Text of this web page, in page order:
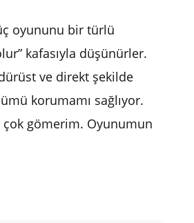
oyununu bir türlü
kafasıyla düşünürler.
ve direkt şekilde
korumamı sağlıyor.
çok gömerim. Oyunumun